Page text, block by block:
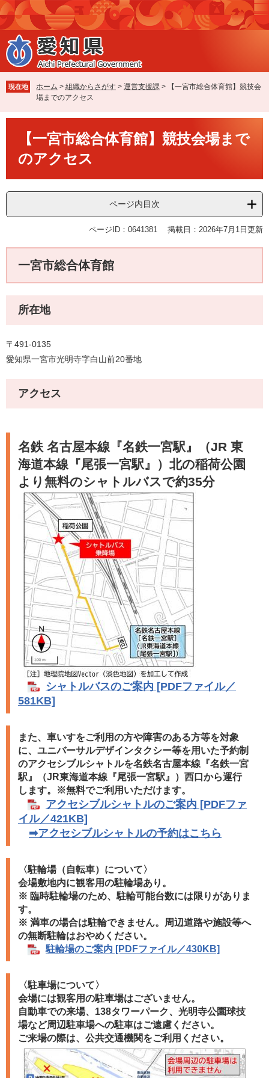
ペ
ー
ジ
の
先
で
す
メ
ニ
ュ
ー
を
ば
し
本
現在地 ホーム > 組織からさがす > 運営支援課 >
【一宮市総合体育館】競技会
場までのアクセス
【一宮市総合体育館】競技会場まで
のアクセス
ページ内目次
ページID：0641381 掲載日：2026年7月1日更新
一宮市総合体育館
所在地
〒491-0135
愛知県一宮市光明寺字白山前20番地
アクセス
名鉄 名古屋本線『名鉄一宮駅』（JR 東
海道本線『尾張一宮駅』）北の稲荷公園
より無料のシャトルバスで約35分
シャトルバスのご案内 [PDFファイル／
581KB]
また、車いすをご利用の方や障害のある方等を対象
に、ユニバーサルデザインタクシー等を用いた予約制
のアクセシブルシャトルを名鉄名古屋本線『名鉄一宮
駅』（JR東海道本線『尾張一宮駅』）西口から運行
します。※無料でご利用いただけます。
アクセシブルシャトルのご案内 [PDFファ
イル／421KB]
➡アクセシブルシャトルの予約はこちら
​〈駐輪場（自転車）について〉
会場敷地内に観客用の駐輪場あり。
※ 臨時駐輪場のため、駐輪可能台数には限りがありま
す。​
※ 満車の場合は駐輪できません。周辺道路や施設等へ
の無断駐輪はおやめください。
駐輪場のご案内 [PDFファイル／430KB]
〈駐車場について〉
会場には観客用の駐車場はございません。
自動車での来場、 138タワーパーク、光明寺公園球技
場など周辺駐車場への駐車はご遠慮ください。​
ご来場の際は、公共交通機関をご利用ください。